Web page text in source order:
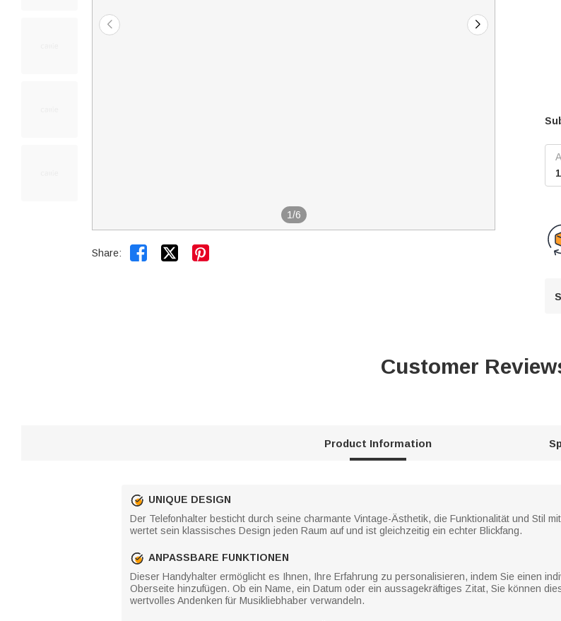
1/6
Share:  
Customer
Product Information
UNIQUE DESIGN
Der Telefonhalter besticht durch seine charmante Vintage-Ästhetik, die Funktionalität und Stil
wertet sein klassisches Design jeden Raum auf und ist gleichzeitig ein echter Blickfang.
ANPASSBARE FUNKTIONEN
Dieser Handyhalter ermöglicht es Ihnen, Ihre Erfahrung zu personalisieren, indem Sie einen
Oberseite hinzufügen. Ob ein Name, ein Datum oder ein aussagekräftiges Zitat, Sie können
wertvolles Andenken für Musikliebhaber verwandeln.